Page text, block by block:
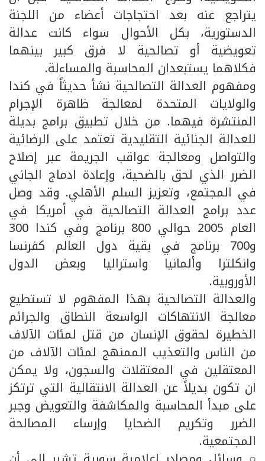
يتراجع عنه بعد احتجاجات أعضاء من اللجنة
الدستورية، بكل الأحوال سواء كانت عدالة
تعويضية أو تصالحية لا فرق كبير بينهما
فكلاهما يستبعدان المحاسبة والمساءلة.
ومفهوم العدالة التصالحية نشأ حديثاً في كندا
والولايات المتحدة لمعالجة ظاهرة الإجرام
المنتشرة فيهما. من خلال تطبيق برامج بديلة
للعدالة الجنائية التقليدية تعتمد على الرضائية
والتواصل ومعالجة عواقب الجريمة عبر إصلاح
الضرر الذي لحق بالضحية، وإعادة ادماج الجاني
في المجتمع، وتعزيز السلم الأهلي. وقد وصل
عدد برامج العدالة التصالحية في أمريكا في
العام 2005 حوالي 800 برنامج وفي كندا 300
و700 برنامج في بقية دول العالم كفرنسا
وانكلترا وألمانيا واستراليا وبعض الدول
الأوروبية.
والعدالة التصالحية بهذا المفهوم لا تستطيع
معالجة الانتهاكات الواسعة النطاق والجرائم
الخطيرة لحقوق الإنسان من قتل لمئات الآلاف
من الناس والتعذيب الممنهج لمئات الآلاف من
المعتقلين في المعتقلات والسجون، ولا يمكن
ان تكون بديلاً عن العدالة الانتقالية التي ترتكز
على مبدأ المحاسبة والمكاشفة والتعويض وجبر
الضرر وتكريم الضحايا وإرساء المصالحة
المجتمعية.